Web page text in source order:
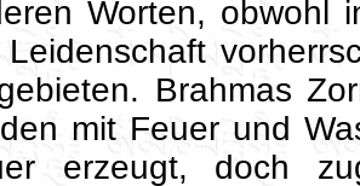
Worten, obwohl
Leidenschaft
Brahmas
mit Feuer und
erzeugt, doch